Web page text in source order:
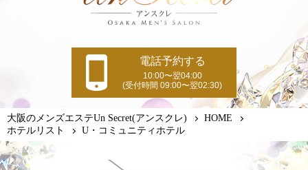
電話予約する
10:00〜翌04:00
(受付時間 09:00〜翌02:30)
大阪のメンズエステUn Secret(アンスクレ)
HOME
ホテルリスト
U・コミュニティホテル